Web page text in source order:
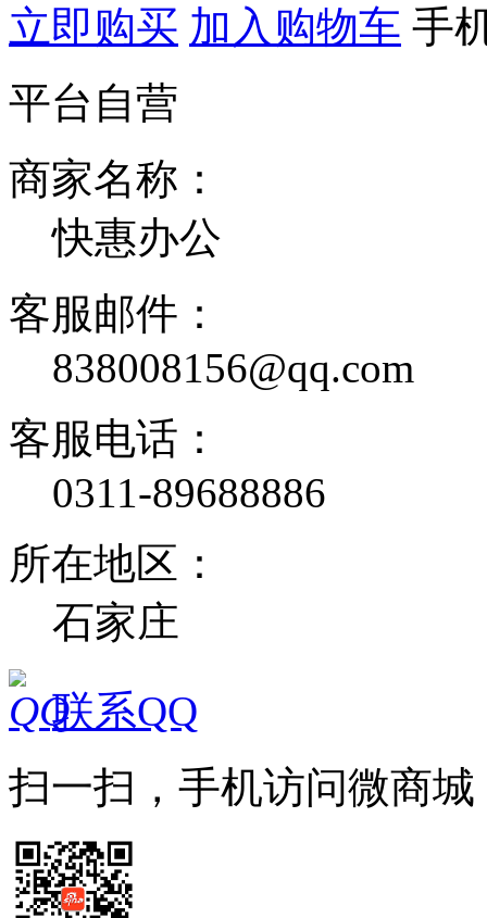
立即购买 加入购物车 手
平台自营
商家名称：
快惠办公
客服邮件：
838008156@qq.com
客服电话：
0311-89688886
所在地区：
石家庄
联系QQ
扫一扫，手机访问微商城